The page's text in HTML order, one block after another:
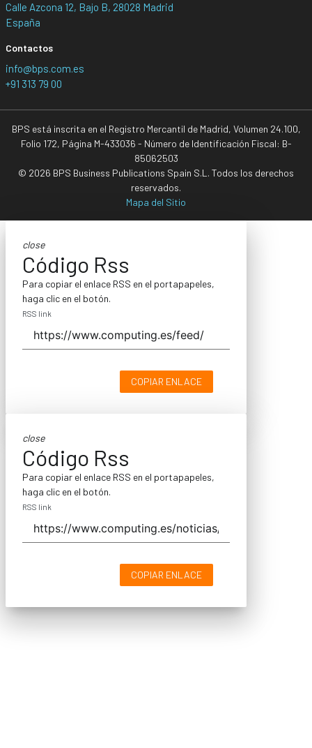
Calle Azcona 12, Bajo B, 28028 Madrid
España
Contactos
info@bps.com.es
+91 313 79 00
BPS está inscrita en el Registro Mercantil de Madrid, Volumen 24.100,
Folio 172, Página M-433036 - Número de Identificación Fiscal: B-
85062503
© 2026 BPS Business Publications Spain S.L. Todos los derechos
reservados.
Mapa del Sitio
close
Código Rss
Para copiar el enlace RSS en el portapapeles,
haga clic en el botón.
RSS link
COPIAR ENLACE
close
Código Rss
Para copiar el enlace RSS en el portapapeles,
haga clic en el botón.
RSS link
COPIAR ENLACE